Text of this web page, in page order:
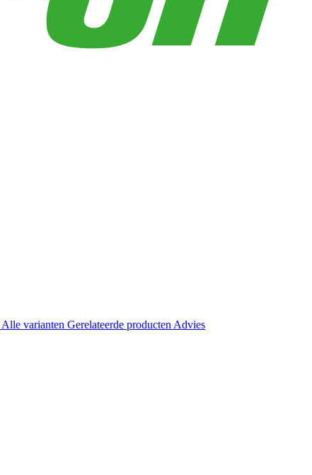
Alle varianten Gerelateerde productenAdvies